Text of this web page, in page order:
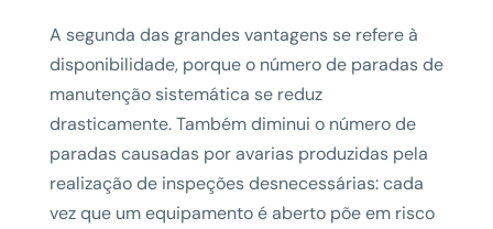
A segunda das grandes vantagens se refere à
disponibilidade, porque o número de paradas de
manutenção sistemática se reduz
drasticamente. Também diminui o número de
paradas causadas por avarias produzidas pela
realização de inspeções desnecessárias: cada
vez que um equipamento é aberto põe em risco